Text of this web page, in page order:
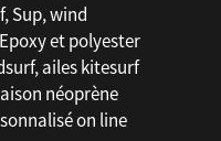
Sup, wind
et polyester
ailes kitesurf
néoprène
on line